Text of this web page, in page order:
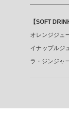
【SOFT
オレンジジュ
イナップルジ
ラ・ジンジャ